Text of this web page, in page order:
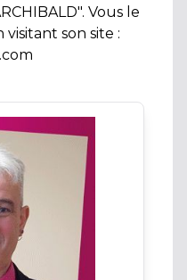
Vous le
son site :